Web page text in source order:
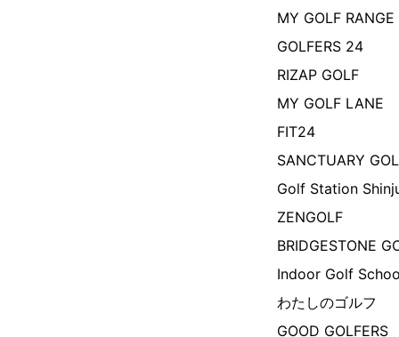
MY GOLF RANGE
GOLFERS 24
RIZAP GOLF
MY GOLF LANE
FIT24
SANCTUARY
Golf Station
ZENGOLF
BRIDGESTONE
Indoor Golf
わたしのゴルフ
GOOD GOLFERS